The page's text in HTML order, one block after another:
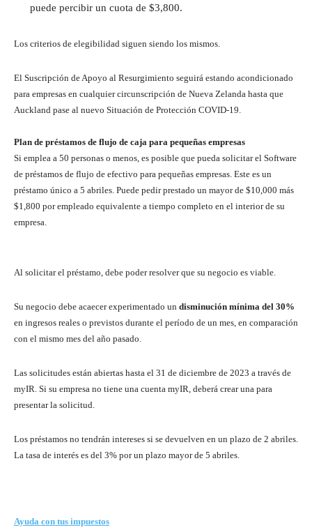
puede percibir un cuota de $3,800.
Los criterios de elegibilidad siguen siendo los mismos.
El Suscripción de Apoyo al Resurgimiento seguirá estando acondicionado
para empresas en cualquier circunscripción de Nueva Zelanda hasta que
Auckland pase al nuevo Situación de Protección COVID-19.
Plan de préstamos de flujo de caja para pequeñas empresas
Si emplea a 50 personas o menos, es posible que pueda solicitar el Software
de préstamos de flujo de efectivo para pequeñas empresas. Este es un
préstamo único a 5 abriles. Puede pedir prestado un mayor de $10,000 más
$1,800 por empleado equivalente a tiempo completo en el interior de su
empresa.
Al solicitar el préstamo, debe poder resolver que su negocio es viable.
Su negocio debe acaecer experimentado un disminución mínima del 30%
en ingresos reales o previstos durante el período de un mes, en comparación
con el mismo mes del año pasado.
Las solicitudes están abiertas hasta el 31 de diciembre de 2023 a través de
myIR. Si su empresa no tiene una cuenta myIR, deberá crear una para
presentar la solicitud.
Los préstamos no tendrán intereses si se devuelven en un plazo de 2 abriles.
La tasa de interés es del 3% por un plazo mayor de 5 abriles.
Ayuda con tus impuestos